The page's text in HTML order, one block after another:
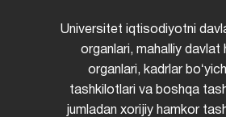
Universitet iqtisodiyotni
organlari, mahalliy davlat
organlari, kadrlar
tashkilotlari va boshqa
jumladan xorijiy hamkor